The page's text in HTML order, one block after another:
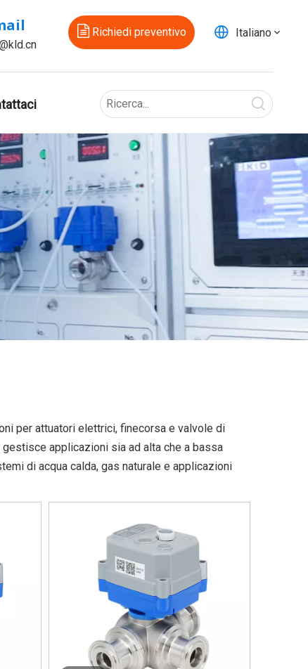
Richiedi preventivo Italiano
per attuatori elettrici, finecorsa e valvole di
applicazioni sia ad alta che a bassa
di acqua calda, gas naturale e applicazioni